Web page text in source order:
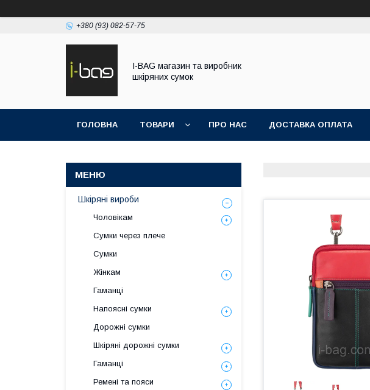
+380 (93) 082-57-75
I-BAG магазин та виробник
шкіряних сумок
ГОЛОВНА ТОВАРИ ПРО НАС ДОСТАВКА ОПЛАТА
Шкіряні вироби
Чоловікам
Сумки через плече
Сумки
Жінкам
Гаманці
Напоясні сумки
Дорожні сумки
Шкіряні дорожні сумки
Гаманці
Ремені та пояси